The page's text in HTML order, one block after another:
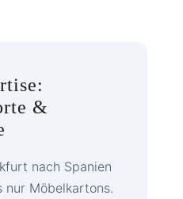
&
nach Spanien
Möbelkartons.